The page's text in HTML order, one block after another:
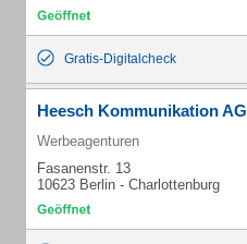
Gratis-Digitalcheck
Heesch Kommunikation AG
Werbeagenturen
Fasanenstr. 13
10623 Berlin - Charlottenburg